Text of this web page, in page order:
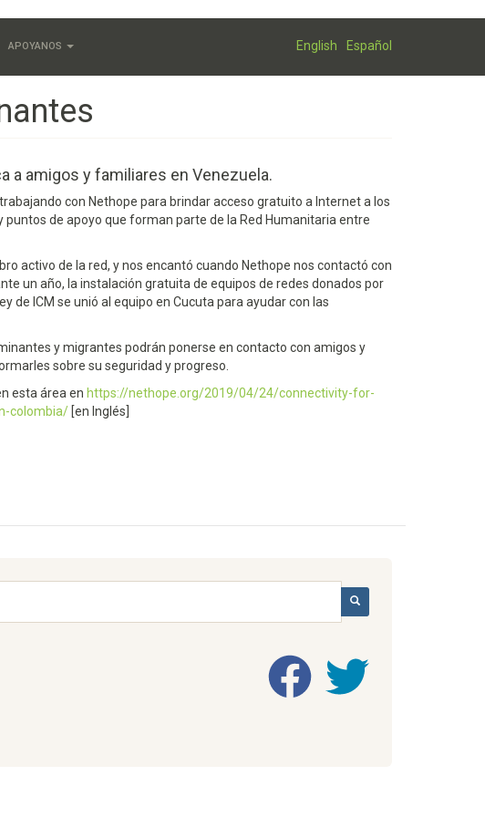
APOYANOS English Español
a amigos y familiares en Venezuela.
con Nethope para brindar acceso gratuito a Internet a los
de apoyo que forman parte de la Red Humanitaria entre
activo de la red, y nos encantó cuando Nethope nos contactó con
un año, la instalación gratuita de equipos de redes donados por
de ICM se unió al equipo en Cucuta para ayudar con las
y migrantes podrán ponerse en contacto con amigos y
sobre su seguridad y progreso.
esta área en https://nethope.org/2019/04/24/connectivity-for-
colombia/ [en Inglés]
BUSCAR